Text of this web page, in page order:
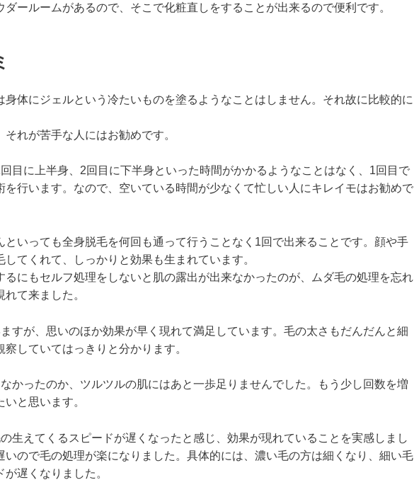
ダールームがあるので、そこで化粧直しをすることが出来るので便利です。
身体にジェルという冷たいものを塗るようなことはしません。それ故に比較的に
れが苦手な人にはお勧めです。
目に上半身、2回目に下半身といった時間がかかるようなことはなく、1回目で
を行います。なので、空いている時間が少なくて忙しい人にキレイモはお勧めで
といっても全身脱毛を何回も通って行うことなく1回で出来ることです。顔や手
てくれて、しっかりと効果も生まれています。
るにもセルフ処理をしないと肌の露出が出来なかったのが、ムダ毛の処理を忘れ
て来ました。
すが、思いのほか効果が早く現れて満足しています。毛の太さもだんだんと細
察していてはっきりと分かります。
かったのか、ツルツルの肌にはあと一歩足りませんでした。もう少し回数を増
と思います。
生えてくるスピードが遅くなったと感じ、効果が現れていることを実感しまし
いので毛の処理が楽になりました。具体的には、濃い毛の方は細くなり、細い毛
遅くなりました。